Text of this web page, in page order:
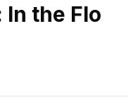
the Flo